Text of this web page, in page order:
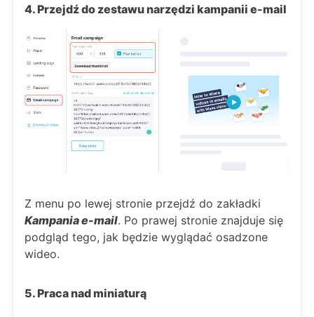
4. Przejdź do zestawu narzędzi kampanii e-mail
Z menu po lewej stronie przejdź do zakładki
Kampania e-mail. Po prawej stronie znajduje się
podgląd tego, jak będzie wyglądać osadzone
wideo.
5. Praca nad miniaturą